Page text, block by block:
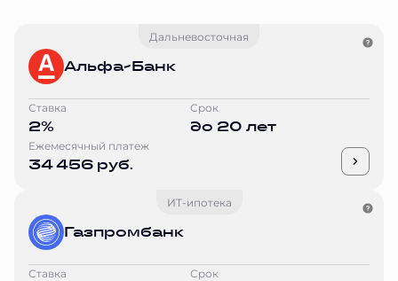
Дальневосточная
Альфа-Банк
Ставка
2%
Срок
до 20 лет
Ежемесячный платеж
34 456 руб.
ИТ-ипотека
Газпромбанк
Ставка Срок